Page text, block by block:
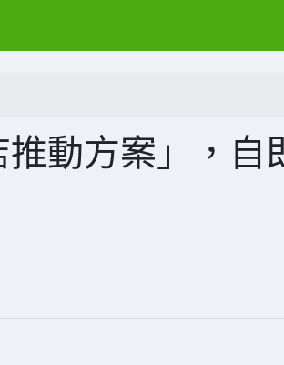
推動方案」，自